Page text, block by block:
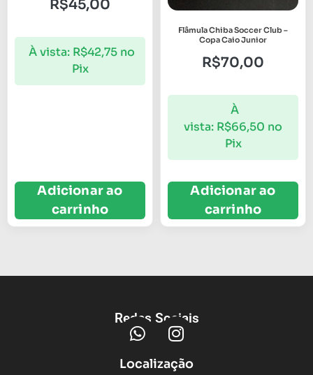
R$45,00
À vista: R$42,75 no
Pix
Adicionar ao
carrinho
Flâmula Chiba Soccer Club –
Copa Caio Junior
R$70,00
À
vista: R$66,50 no
Pix
Adicionar ao
carrinho
Redes Sociais
Localização